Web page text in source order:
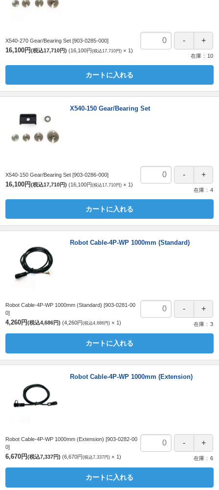
X540-270 Gear/Bearing Set [903-0285-000]
16,100円(税込17,710円) 16,100円(税込17,710円)
1
在庫
10
カートに入れる
X540-150 Gear/Bearing Set
X540-150 Gear/Bearing Set [903-0286-000]
16,100円(税込17,710円) 16,100円(税込17,710円)
1
在庫
4
カートに入れる
Robot Cable-4P-WP 1000mm (Standard)
Robot Cable-4P-WP 1000mm (Standard) [903-0281-00
0]
4,260円(税込4,686円) 4,260円(税込4,686円) 1 在庫 3
カートに入れる
Robot Cable-4P-WP 1000mm (Extension)
Robot Cable-4P-WP 1000mm (Extension) [903-0282-00
0]
6,670円(税込7,337円) 6,670円(税込7,337円) 1 在庫 6
カートに入れる